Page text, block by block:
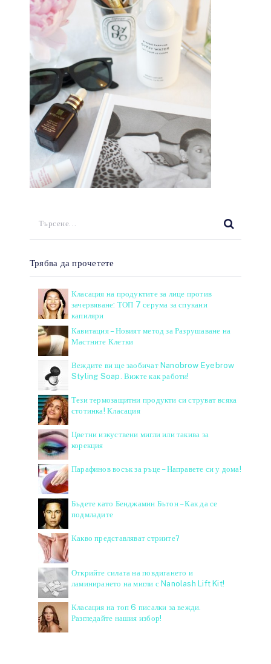
Трябва да прочетете
Класация на продуктите за лице против
зачервяване: ТОП 7 серума за спукани
капиляри
Кавитация – Новият метод за Разрушаване на
Мастните Клетки
Веждите ви ще заобичат Nanobrow Eyebrow
Styling Soap. Вижте как работи!
Тези термозащитни продукти си струват всяка
стотинка! Класация
Цветни изкуствени мигли или такива за
корекция
Парафинов восък за ръце – Направете си у дома!
Бъдете като Бенджамин Бътон – Как да се
подмладите
Какво представляват стриите?
Открийте силата на повдигането и
ламинирането на мигли с Nanolash Lift Kit!
Класация на топ 6 писалки за вежди.
Разгледайте нашия избор!